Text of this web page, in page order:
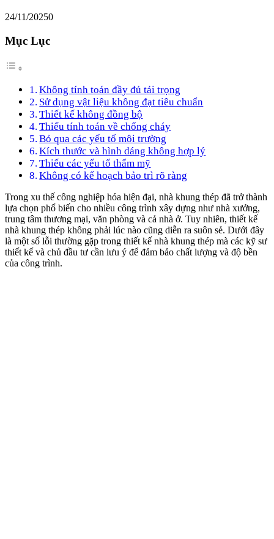
24/11/20250
Mục Lục
Không tính toán đầy đủ tải trọng
Sử dụng vật liệu không đạt tiêu chuẩn
Thiết kế không đồng bộ
Thiếu tính toán về chống cháy
Bỏ qua các yếu tố môi trường
Kích thước và hình dáng không hợp lý
Thiếu các yếu tố thẩm mỹ
Không có kế hoạch bảo trì rõ ràng
Trong xu thế công nghiệp hóa hiện đại, nhà khung thép đã trở thành
lựa chọn phổ biến cho nhiều công trình xây dựng như nhà xưởng,
trung tâm thương mại, văn phòng và cả nhà ở. Tuy nhiên, thiết kế
nhà khung thép không phải lúc nào cũng diễn ra suôn sẻ. Dưới đây
là một số lỗi thường gặp trong thiết kế nhà khung thép mà các kỹ sư
thiết kế và chủ đầu tư cần lưu ý để đảm bảo chất lượng và độ bền
của công trình.